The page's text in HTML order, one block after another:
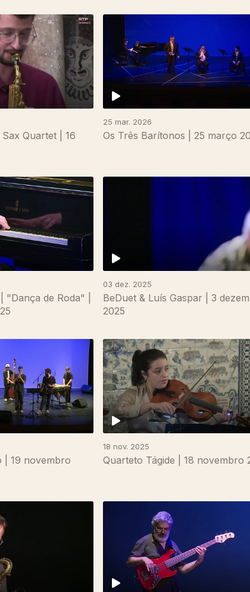
Quartet | 16
25 mar. 2026
Os Três Barítonos | 25 março
"Dança de Roda" |
03 dez. 2025
BeDuet & Luís Gaspar | 3
2025
| 19 novembro
18 nov. 2025
Quarteto Tágide | 18 novembro